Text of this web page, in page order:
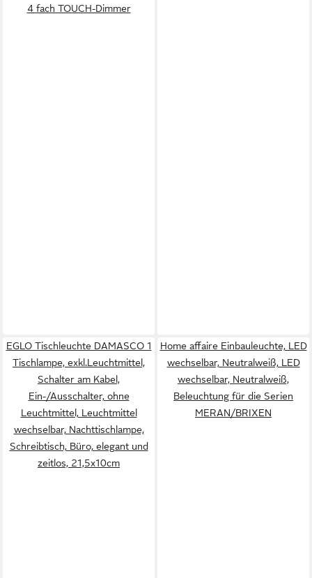
4 fach TOUCH-Dimmer
EGLO Tischleuchte DAMASCO 1
Tischlampe, exkl.Leuchtmittel,
Schalter am Kabel,
Ein-/Ausschalter, ohne
Leuchtmittel, Leuchtmittel
wechselbar, Nachttischlampe,
Schreibtisch, Büro, elegant und
zeitlos, 21,5x10cm
Home affaire Einbauleuchte, LED
wechselbar, Neutralweiß, LED
wechselbar, Neutralweiß,
Beleuchtung für die Serien
MERAN/BRIXEN